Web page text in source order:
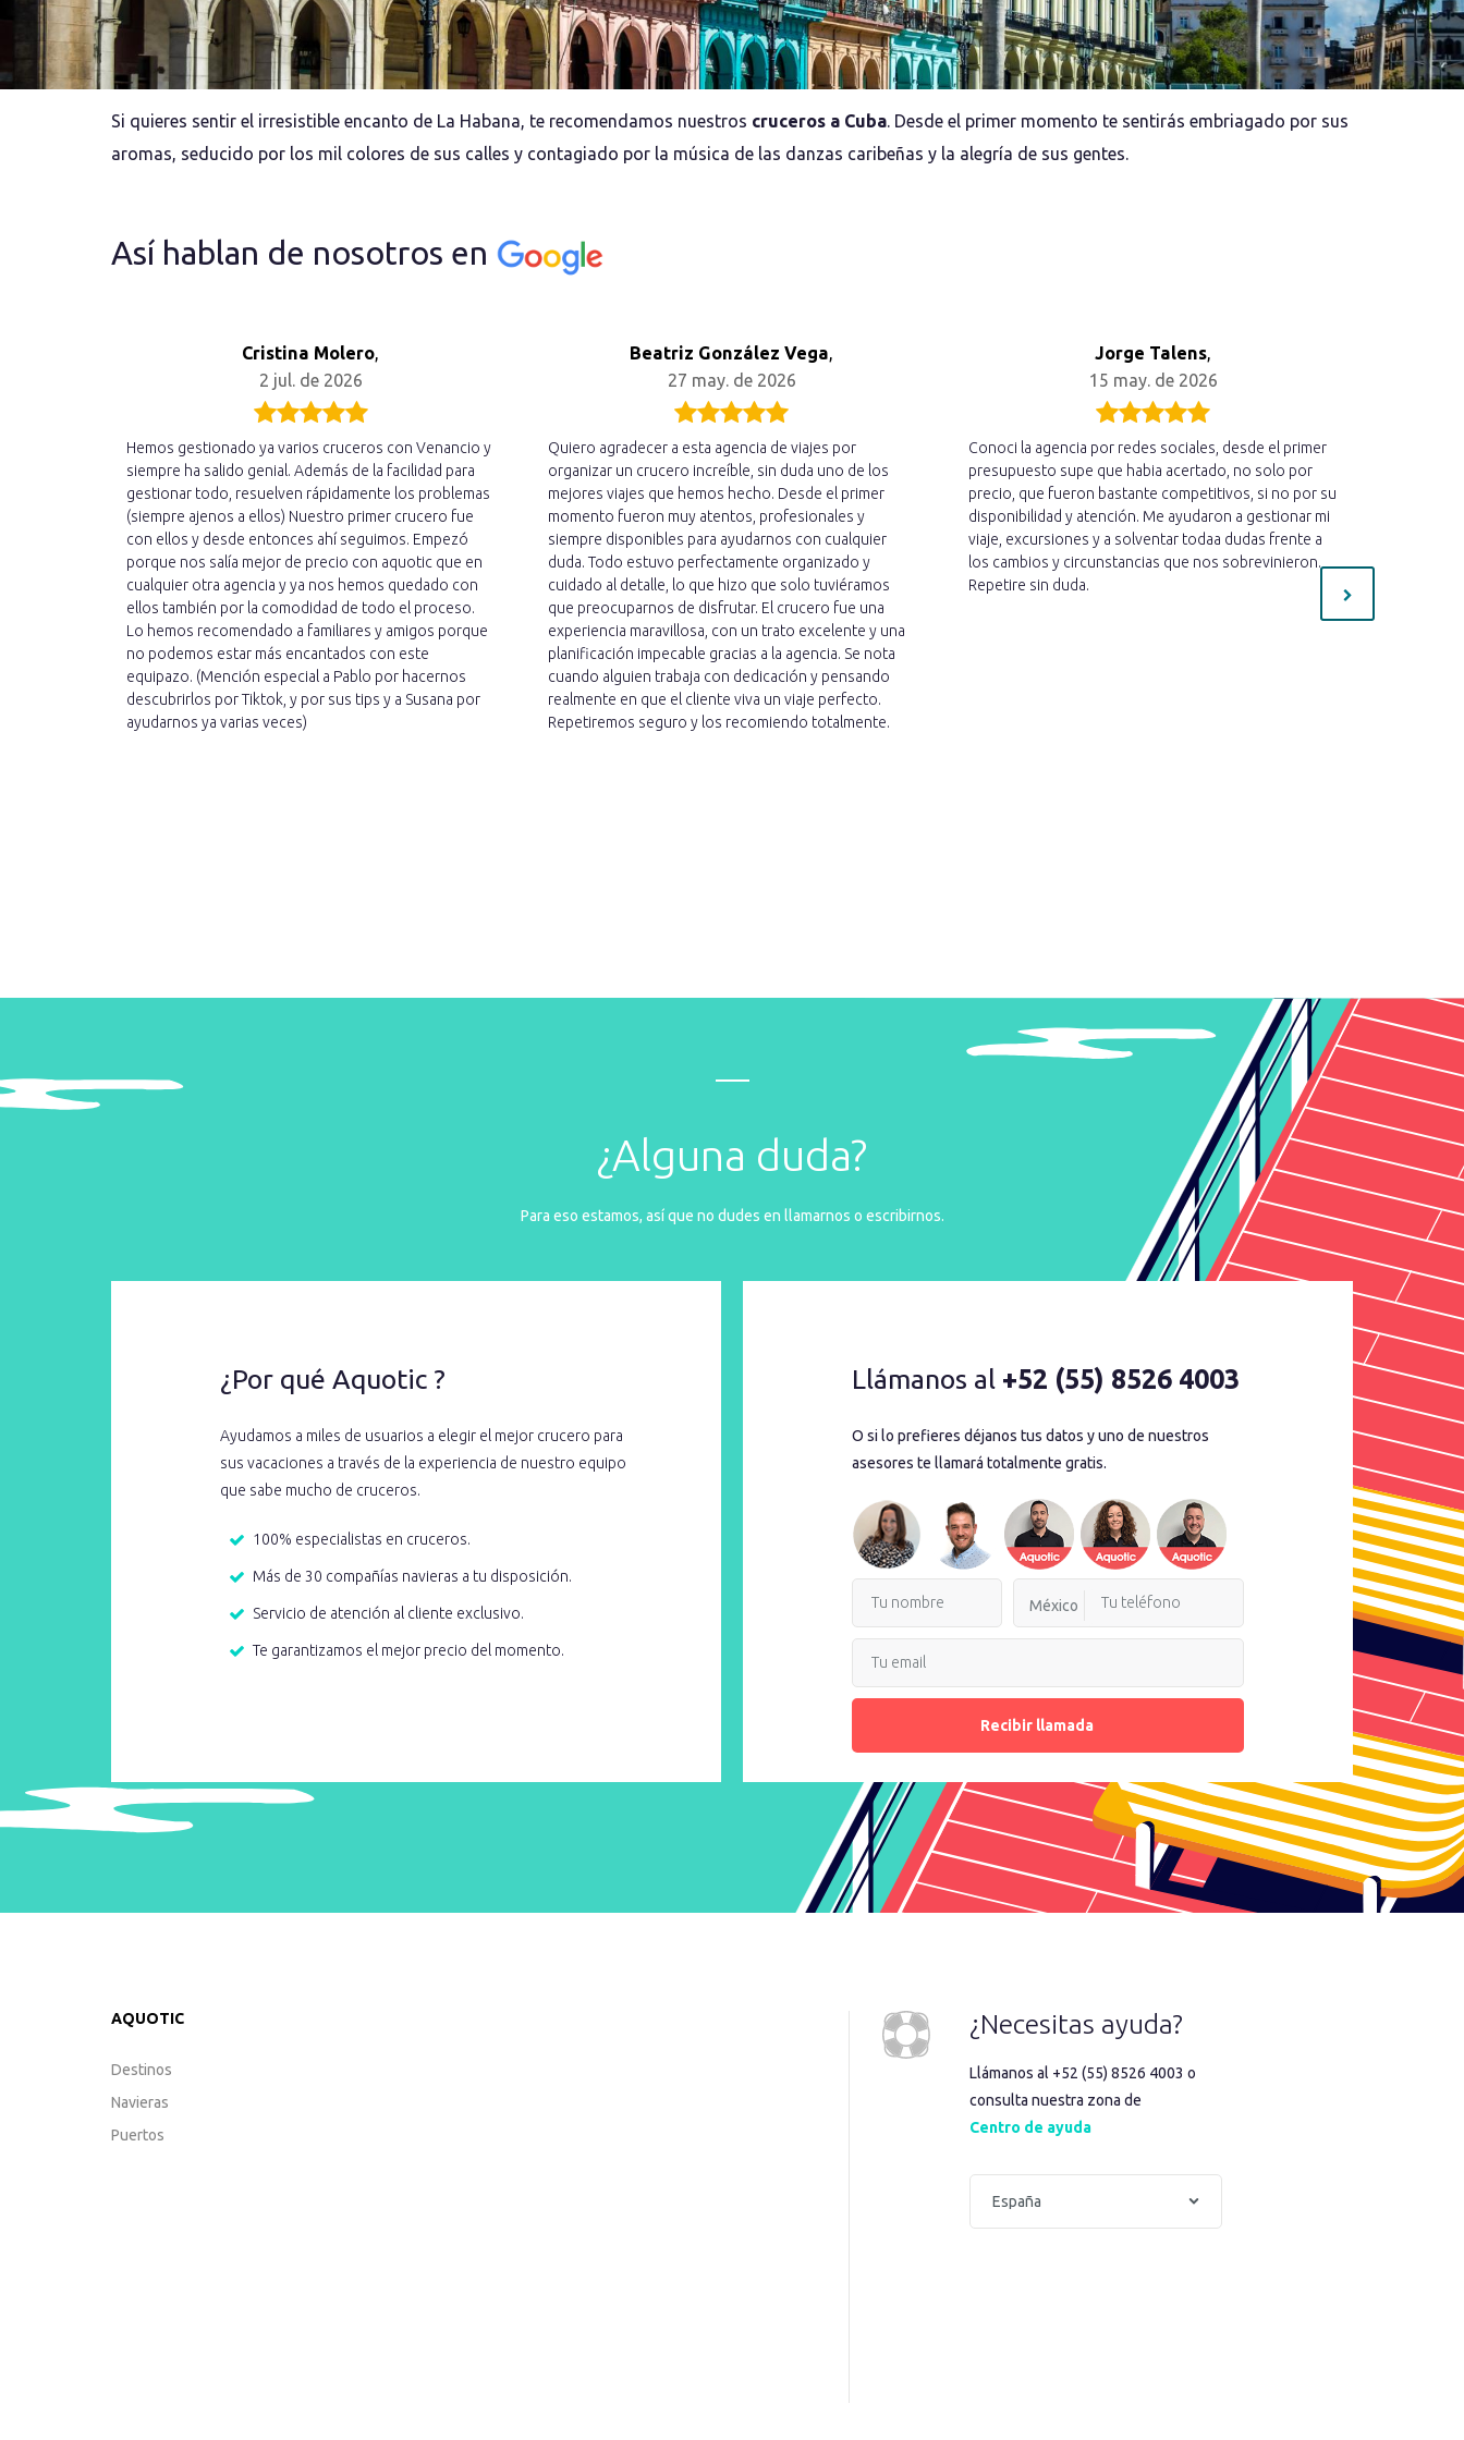
Si quieres sentir el irresistible encanto de La Habana, te recomendamos nuestros cruceros a Cuba. Desde el primer momento te sentirás embriagado por sus
aromas, seducido por los mil colores de sus calles y contagiado por la música de las danzas caribeñas y la alegría de sus gentes.
Así hablan de nosotros en
Cristina Molero
2 jul. de 2026
Hemos gestionado ya varios cruceros con Venancio y
siempre ha salido genial. Además de la facilidad para
gestionar todo, resuelven rápidamente los problemas
(siempre ajenos a ellos) Nuestro primer crucero fue
con ellos y desde entonces ahí seguimos. Empezó
porque nos salía mejor de precio con aquotic que en
cualquier otra agencia y ya nos hemos quedado con
ellos también por la comodidad de todo el proceso.
Lo hemos recomendado a familiares y amigos porque
no podemos estar más encantados con este
equipazo. (Mención especial a Pablo por hacernos
descubrirlos por Tiktok, y por sus tips y a Susana por
ayudarnos ya varias veces)
Beatriz González Vega
27 may. de 2026
Quiero agradecer a esta agencia de viajes por
organizar un crucero increíble, sin duda uno de los
mejores viajes que hemos hecho. Desde el primer
momento fueron muy atentos, profesionales y
siempre disponibles para ayudarnos con cualquier
duda. Todo estuvo perfectamente organizado y
cuidado al detalle, lo que hizo que solo tuviéramos
que preocuparnos de disfrutar. El crucero fue una
experiencia maravillosa, con un trato excelente y una
planificación impecable gracias a la agencia. Se nota
cuando alguien trabaja con dedicación y pensando
realmente en que el cliente viva un viaje perfecto.
Repetiremos seguro y los recomiendo totalmente.
Jorge Talens
15 may. de 2026
Conoci la agencia por redes sociales, desde el primer
presupuesto supe que habia acertado, no solo por
precio, que fueron bastante competitivos, si no por su
disponibilidad y atención. Me ayudaron a gestionar mi
viaje, excursiones y a solventar todaa dudas frente a
los cambios y circunstancias que nos sobrevinieron.
Repetire sin duda.
¿Alguna duda?
Para eso estamos, así que no dudes en llamarnos o escribirnos.
¿Por qué Aquotic ?
Ayudamos a miles de usuarios a elegir el mejor crucero para
sus vacaciones a través de la experiencia de nuestro equipo
que sabe mucho de cruceros.
100% especialistas en cruceros.
Más de 30 compañías navieras a tu disposición.
Servicio de atención al cliente exclusivo.
Te garantizamos el mejor precio del momento.
Llámanos al +52 (55) 8526 4003
O si lo prefieres déjanos tus datos y uno de nuestros
asesores te llamará totalmente gratis.
México
Recibir llamada
AQUOTIC
Destinos
Navieras
Puertos
¿Necesitas ayuda?
Llámanos al +52 (55) 8526 4003 o
consulta nuestra zona de
Centro de ayuda